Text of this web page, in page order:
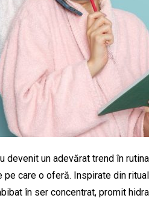
devenit un adevărat trend în
pe care o oferă. Inspirate din
în ser concentrat, promit